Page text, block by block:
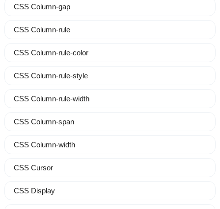
CSS Column-gap
CSS Column-rule
CSS Column-rule-color
CSS Column-rule-style
CSS Column-rule-width
CSS Column-span
CSS Column-width
CSS Cursor
CSS Display